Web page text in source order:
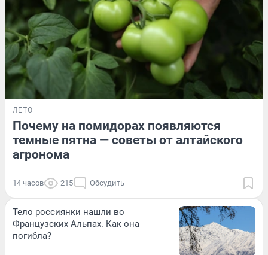
ЛЕТО
Почему на помидорах появляются
темные пятна — советы от алтайского
агронома
14 часов 215 Обсудить
Тело россиянки нашли во
Французских Альпах. Как она
погибла?